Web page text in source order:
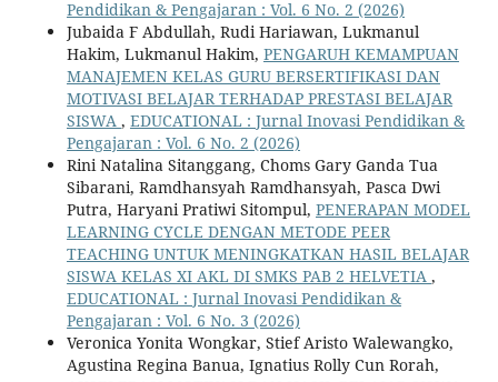
Pendidikan & Pengajaran : Vol. 6 No. 2 (2026)
Jubaida F Abdullah, Rudi Hariawan, Lukmanul
Hakim, Lukmanul Hakim, PENGARUH KEMAMPUAN
MANAJEMEN KELAS GURU BERSERTIFIKASI DAN
MOTIVASI BELAJAR TERHADAP PRESTASI BELAJAR
SISWA , EDUCATIONAL : Jurnal Inovasi Pendidikan &
Pengajaran : Vol. 6 No. 2 (2026)
Rini Natalina Sitanggang, Choms Gary Ganda Tua
Sibarani, Ramdhansyah Ramdhansyah, Pasca Dwi
Putra, Haryani Pratiwi Sitompul, PENERAPAN MODEL
LEARNING CYCLE DENGAN METODE PEER
TEACHING UNTUK MENINGKATKAN HASIL BELAJAR
SISWA KELAS XI AKL DI SMKS PAB 2 HELVETIA ,
EDUCATIONAL : Jurnal Inovasi Pendidikan &
Pengajaran : Vol. 6 No. 3 (2026)
Veronica Yonita Wongkar, Stief Aristo Walewangko,
Agustina Regina Banua, Ignatius Rolly Cun Rorah,